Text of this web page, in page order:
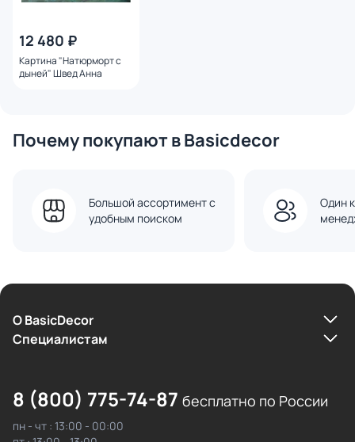
12 480 ₽
Картина "Натюрморт с
дыней" Швед Анна
Почему покупают в Basicdecor
Большой ассортимент с
удобным поиском
Один
О BasicDecor
Cпециалистам
8 (800) 775-74-87 бесплатно по России
пн - чт : 13:00 - 00:00